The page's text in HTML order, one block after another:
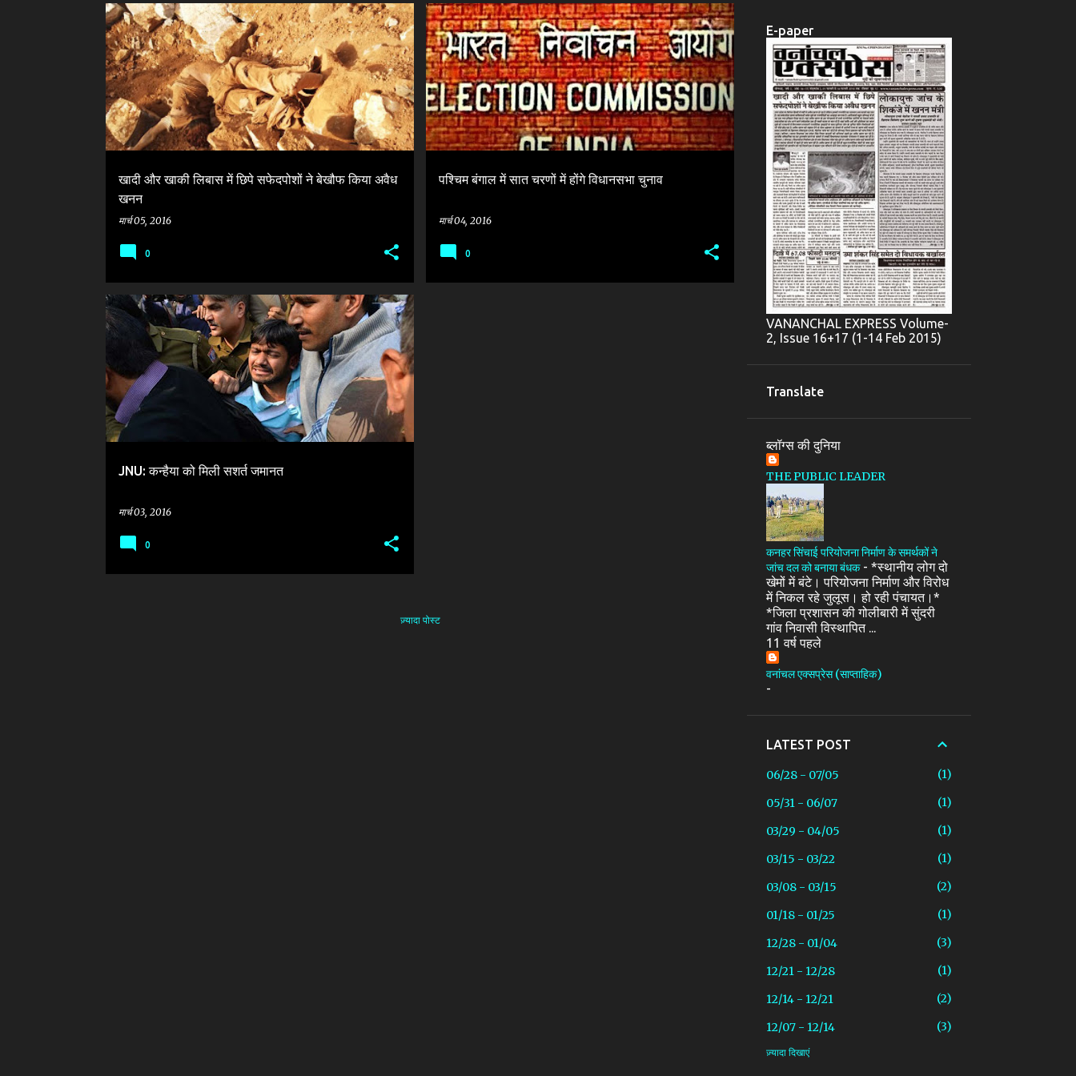
सं
दे
श
खादी और खाकी लिबास में छिपे सफेदपोशों ने बेखौफ किया अवैध
खनन
मार्च 05, 2016
CM AKHILESH YADAV GAYATRI PRASAD PRAJAPATI +3
0
पश्चिम बंगाल में सात चरणों में होंगे विधानसभा चुनाव
मार्च 04, 2016
ELECTION COMMISSION OF INDIA KERALA
LEGISLATIVE ASSEMBLY ELECTION PANJAB +
WEST BENGAL
0
JNU: कन्हैया को मिली सशर्त जमानत
मार्च 03, 2016
JNUSU KANHAIYA KUMAR
0
ज़्यादा पोस्ट
E-paper
VANANCHAL EXPRESS Volume-
2, Issue 16+17 (1-14 Feb 2015)
Translate
ब्लॉग्स की दुनिया
THE PUBLIC LEADER
कनहर सिंचाई परियोजना निर्माण के समर्थकों ने
जांच दल को बनाया बंधक - *स्थानीय लोग दो
खेमों में बंटे। परियोजना निर्माण और विरोध
में निकल रहे जुलूस। हो रही पंचायत।*
*जिला प्रशासन की गोलीबारी में सुंदरी
गांव निवासी विस्थापित ...
11 वर्ष पहले
वनांचल एक्सप्रेस (साप्ताहिक)
-
LATEST POST
06/28 - 07/05
1
05/31 - 06/07
1
03/29 - 04/05
1
03/15 - 03/22
1
03/08 - 03/15
2
01/18 - 01/25
1
12/28 - 01/04
3
12/21 - 12/28
1
12/14 - 12/21
2
12/07 - 12/14
3
04/09 - 04/16
ज़्यादा दिखाएं